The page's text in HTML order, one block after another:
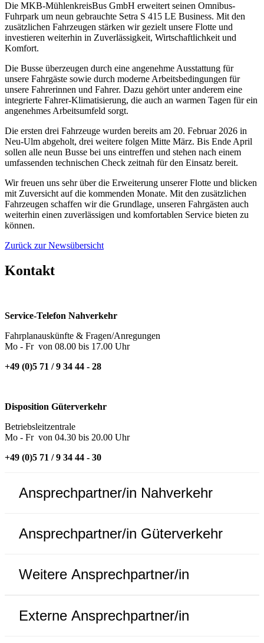
Die MKB-MühlenkreisBus GmbH erweitert seinen Omnibus-
Fuhrpark um neun gebrauchte Setra S 415 LE Business. Mit den
zusätzlichen Fahrzeugen stärken wir gezielt unsere Flotte und
investieren weiterhin in Zuverlässigkeit, Wirtschaftlichkeit und
Komfort.
Die Busse überzeugen durch eine angenehme Ausstattung für
unsere Fahrgäste sowie durch moderne Arbeitsbedingungen für
unsere Fahrerinnen und Fahrer. Dazu gehört unter anderem eine
integrierte Fahrer-Klimatisierung, die auch an warmen Tagen für ein
angenehmes Arbeitsumfeld sorgt.
Die ersten drei Fahrzeuge wurden bereits am 20. Februar 2026 in
Neu-Ulm abgeholt, drei weitere folgen Mitte März. Bis Ende April
sollen alle neun Busse bei uns eintreffen und stehen nach einem
umfassenden technischen Check zeitnah für den Einsatz bereit.
Wir freuen uns sehr über die Erweiterung unserer Flotte und blicken
mit Zuversicht auf die kommenden Monate. Mit den zusätzlichen
Fahrzeugen schaffen wir die Grundlage, unseren Fahrgästen auch
weiterhin einen zuverlässigen und komfortablen Service bieten zu
können.
Zurück zur Newsübersicht
Kontakt
Service-Telefon Nahverkehr
Fahrplanauskünfte & Fragen/Anregungen
Mo - Fr von 08.00 bis 17.00 Uhr
+49 (0)5 71 / 9 34 44 - 28
Disposition Güterverkehr
Betriebsleitzentrale
Mo - Fr von 04.30 bis 20.00 Uhr
+49 (0)5 71 / 9 34 44 - 30
Ansprechpartner/in Nahverkehr
Ansprechpartner/in Güterverkehr
Weitere Ansprechpartner/in
Externe Ansprechpartner/in